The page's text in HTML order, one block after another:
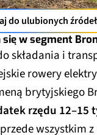
do ulubionych
się w segment
składania i
rowery
brytyjskiego
rzędu 12–15
wszystkim